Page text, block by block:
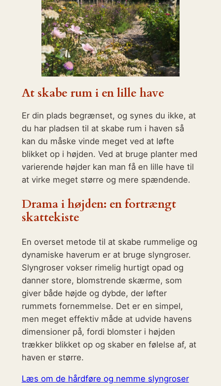
At skabe rum i en lille have
Er din plads begrænset, og synes du ikke, at
du har pladsen til at skabe rum i haven så
kan du måske vinde meget ved at løfte
blikket op i højden. Ved at bruge planter med
varierende højder kan man få en lille have til
at virke meget større og mere spændende.
Drama i højden: en fortrængt
skattekiste
En overset metode til at skabe rummelige og
dynamiske haverum er at bruge slyngroser.
Slyngroser vokser rimelig hurtigt opad og
danner store, blomstrende skærme, som
giver både højde og dybde, der løfter
rummets fornemmelse. Det er en simpel,
men meget effektiv måde at udvide havens
dimensioner på, fordi blomster i højden
trækker blikket op og skaber en følelse af, at
haven er større.
Læs om de hårdføre og nemme slyngroser